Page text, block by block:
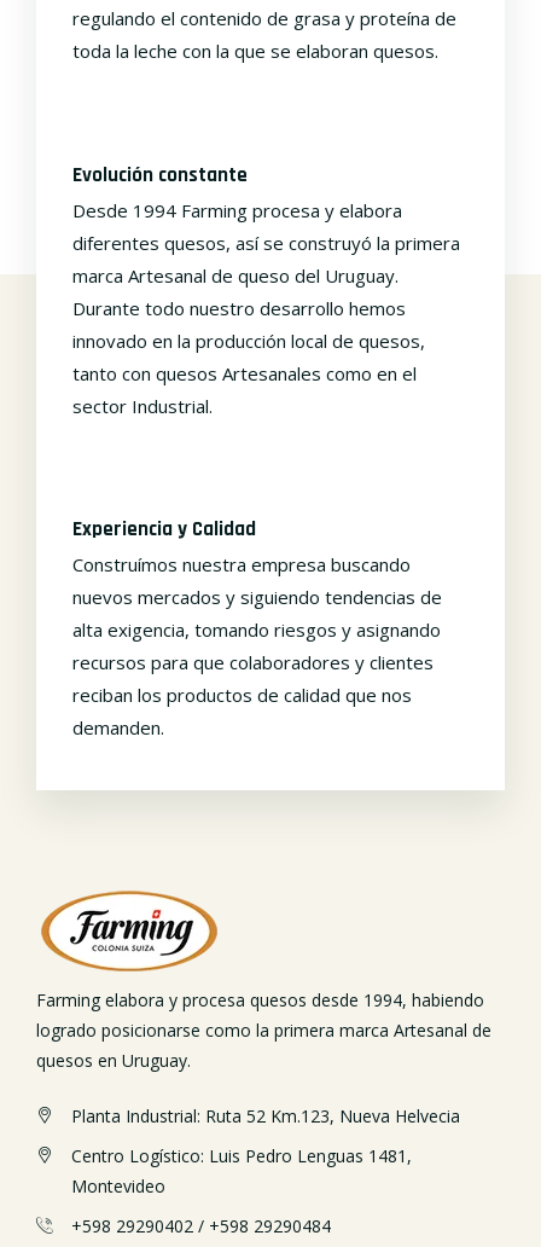
regulando el contenido de grasa y proteína de
toda la leche con la que se elaboran quesos.
Evolución constante
Desde 1994 Farming procesa y elabora
diferentes quesos, así se construyó la primera
marca Artesanal de queso del Uruguay.
Durante todo nuestro desarrollo hemos
innovado en la producción local de quesos,
tanto con quesos Artesanales como en el
sector Industrial.
Experiencia y Calidad
Construímos nuestra empresa buscando
nuevos mercados y siguiendo tendencias de
alta exigencia, tomando riesgos y asignando
recursos para que colaboradores y clientes
reciban los productos de calidad que nos
demanden.
Farming elabora y procesa quesos desde 1994, habiendo
logrado posicionarse como la primera marca Artesanal de
quesos en Uruguay.
Planta Industrial: Ruta 52 Km.123, Nueva Helvecia
Centro Logístico: Luis Pedro Lenguas 1481,
Montevideo
+598 29290402 / +598 29290484